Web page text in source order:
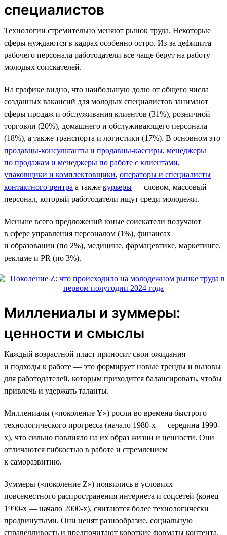
специалистов
Технологии стремительно меняют рынок труда. Некоторые
сферы нуждаются в кадрах особенно остро. Из-за дефицита
рабочего персонала работодатели все чаще берут на работу
молодых соискателей.
На графике видно, что наибольшую долю от общего числа
созданных вакансий для молодых специалистов занимают
сферы продаж и обслуживания клиентов (31%), розничной
торговли (20%), домашнего и обслуживающего персонала
(18%), а также транспорта и логистики (17%). В основном это
продавцы-консультанты и продавцы-кассиры, менеджеры
по продажам и менеджеры по работе с клиентами,
упаковщики и комплектовщики, операторы и специалисты
контактного центра а также курьеры — словом, массовый
персонал, который работодатели ищут среди молодежи.
Меньше всего предложений юные соискатели получают
в сфере управления персоналом (1%), финансах
и образовании (по 2%), медицине, фармацевтике, маркетинге,
рекламе и PR (по 3%).
Миллениалы и зуммеры:
ценности и смыслы
Каждый возрастной пласт приносит свои ожидания
и подходы к работе — это формирует новые тренды и вызовы
для работодателей, которым приходится балансировать, чтобы
привлечь и удержать таланты.
Миллениалы («поколение Y») росли во времена быстрого
технологического прогресса (начало 1980-х — середина 1990-
х), что сильно повлияло на их образ жизни и ценности. Они
отличаются гибкостью в работе и стремлением
к саморазвитию.
Зуммеры («поколение Z») появились в условиях
повсеместного распространения интернета и соцсетей (конец
1990-х — начало 2000-х), считаются более технологически
продвинутыми. Они ценят разнообразие, социальную
справедливость и предпочитают короткие форматы контента.